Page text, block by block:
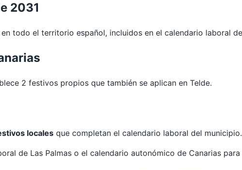
2031
todo el territorio español, incluidos en el calendario laboral
2 festivos propios que también se aplican en Telde.
locales que completan el calendario laboral del municipio.
de Las Palmas o el calendario autonómico de Canarias